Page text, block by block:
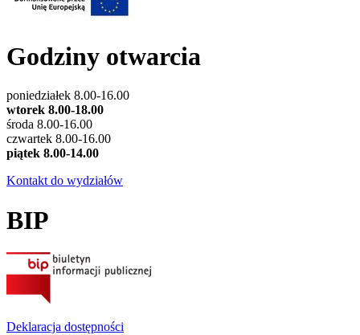
Godziny otwarcia
poniedziałek 8.00-16.00
wtorek 8.00-18.00
środa 8.00-16.00
czwartek 8.00-16.00
piątek 8.00-14.00
Kontakt do wydziałów
BIP
Deklaracja dostępności